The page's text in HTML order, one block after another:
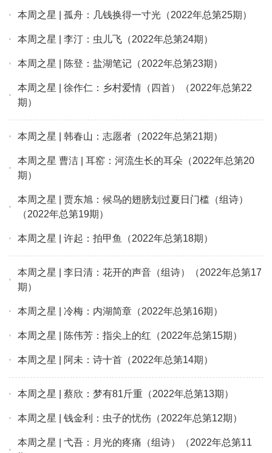
本周之星 | 孤舟：几钱换得一寸光（2022年总第25期）
本周之星 | 李汀：虫儿飞（2022年总第24期）
本周之星 | 陈登：盐湖笔记（2022年总第23期）
本周之星 | 徐作仁：乡村爱情（四首）（2022年总第22
期）
本周之星 | 韩春山：志愿者（2022年总第21期）
本周之星 曹洁 | 耳窑：河流生长的耳朵（2022年总第20
期）
本周之星 | 贾东旭：候鸟的翅膀划过夏日门槛（组诗）
（2022年总第19期）
本周之星 | 许起：拍甲鱼（2022年总第18期）
本周之星 | 李日清：花开的声音（组诗）（2022年总第17
期）
本周之星 | 冷梅：内湖简章（2022年总第16期）
本周之星 | 陈伟芳：指尖上的红（2022年总第15期）
本周之星 | 阿未：诗十首（2022年总第14期）
本周之星 | 蔡欣：梦有81斤重（2022年总第13期）
本周之星 | 钱金利：虫子的忧伤（2022年总第12期）
本周之星 | 弋吾：月光的疼痛（组诗）（2022年总第11